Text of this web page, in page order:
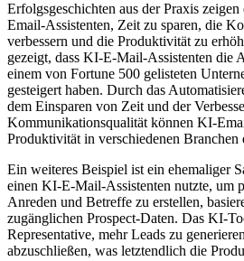
Erfolgsgeschichten aus der Praxis
Email-Assistenten, Zeit zu sparen, die
verbessern und die Produktivität zu
gezeigt, dass KI-E-Mail-Assistenten die
einem von Fortune 500 gelisteten
gesteigert haben. Durch das
dem Einsparen von Zeit und der
Kommunikationsqualität können KI-
Produktivität in verschiedenen Branchen
Ein weiteres Beispiel ist ein ehemaliger
einen KI-E-Mail-Assistenten nutzte, um
Anreden und Betreffe zu erstellen,
zugänglichen Prospect-Daten. Das KI-
Representative, mehr Leads zu
abzuschließen, was letztendlich die